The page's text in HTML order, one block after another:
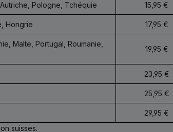
Pologne, Tchéquie 15,95 €
Hongrie 17,95 €
Malte, Portugal, Roumanie,
19,95 €
23,95 €
25,95 €
29,95 €
suisses.